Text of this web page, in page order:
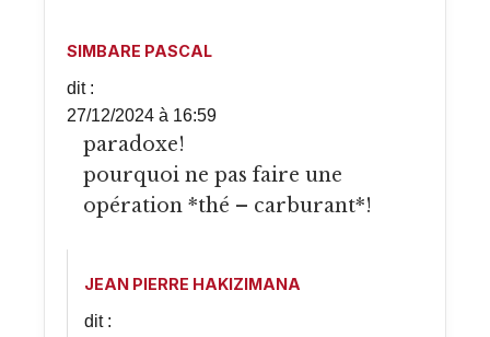
SIMBARE PASCAL
dit :
27/12/2024 à 16:59
paradoxe!
pourquoi ne pas faire une
opération *thé – carburant*!
JEAN PIERRE HAKIZIMANA
dit :